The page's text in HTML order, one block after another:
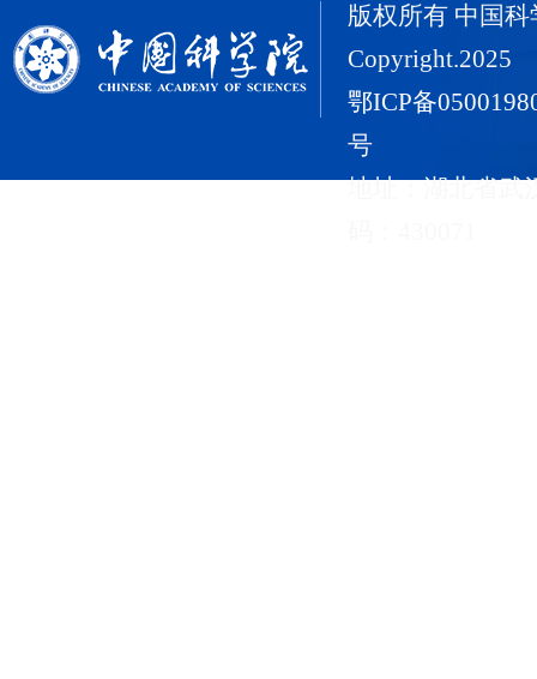
版权所有 中国
Copyright.2025
鄂ICP备
号
地址：湖北省